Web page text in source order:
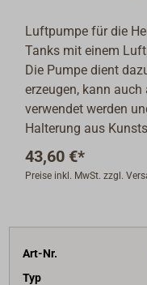
Luftpumpe für die
Tanks mit einem
Die Pumpe dient
erzeugen, kann
verwendet werden
Halterung aus
43,60 €*
Preise inkl. MwSt. zzgl.
Art-Nr.
Typ